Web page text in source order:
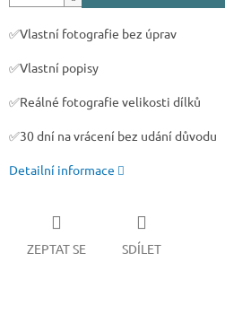
✅Vlastní fotografie bez úprav
✅Vlastní popisy
✅Reálné fotografie velikosti dílků
✅30 dní na vrácení bez udání důvodu
Detailní informace
ZEPTAT SE SDÍLET